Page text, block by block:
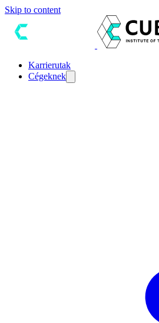
Skip to content
Karrierutak
Cégeknek